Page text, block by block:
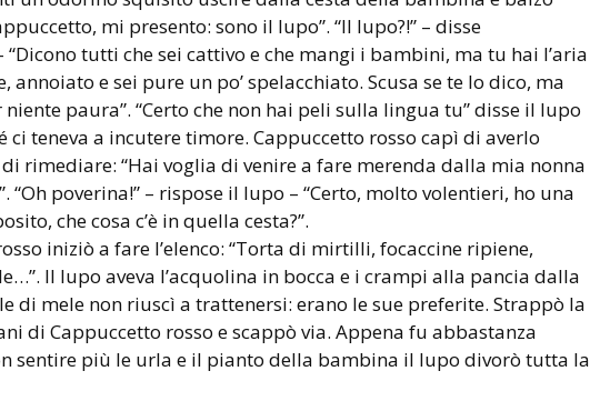
mi presento: sono il lupo”. “Il lupo?!” – disse
“Dicono tutti che sei cattivo e che mangi i bambini, ma tu hai l’aria
annoiato e sei pure un po’ spelacchiato. Scusa se te lo dico, ma
paura”. “Certo che non hai peli sulla lingua tu” disse il lupo
ci teneva a incutere timore. Cappuccetto rosso capì di averlo
di rimediare: “Hai voglia di venire a fare merenda dalla mia nonna
“Oh poverina!” – rispose il lupo – “Certo, molto volentieri, ho una
che cosa c’è in quella cesta?”.
iniziò a fare l’elenco: “Torta di mirtilli, focaccine ripiene,
Il lupo aveva l’acquolina in bocca e i crampi alla pancia dalla
di mele non riuscì a trattenersi: erano le sue preferite. Strappò la
di Cappuccetto rosso e scappò via. Appena fu abbastanza
sentire più le urla e il pianto della bambina il lupo divorò tutta la